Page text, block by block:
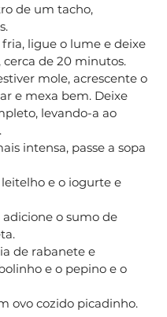
de um tacho,
ligue o lume e deixe
de 20 minutos.
mole, acrescente o
e mexa bem. Deixe
levando-a ao
intensa, passe a sopa
e o iogurte e
o sumo de
de rabanete e
e o pepino e o
ovo cozido picadinho.